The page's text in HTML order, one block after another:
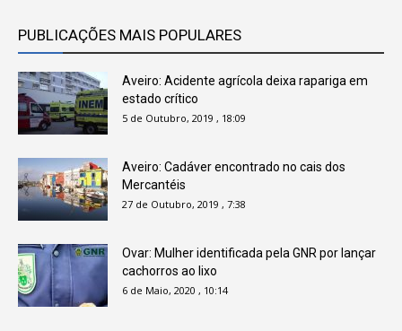
PUBLICAÇÕES MAIS POPULARES
Aveiro: Acidente agrícola deixa rapariga em
estado crítico
5 de Outubro, 2019 , 18:09
Aveiro: Cadáver encontrado no cais dos
Mercantéis
27 de Outubro, 2019 , 7:38
Ovar: Mulher identificada pela GNR por lançar
cachorros ao lixo
6 de Maio, 2020 , 10:14